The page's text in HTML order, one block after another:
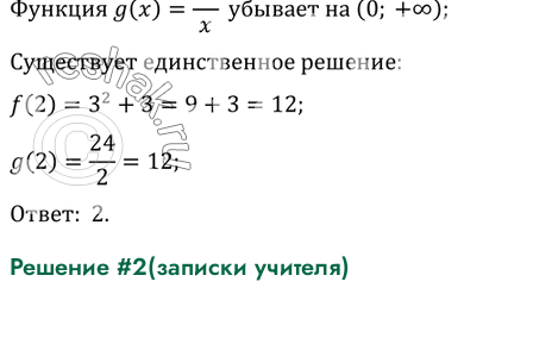
Решение #2(записки учителя)